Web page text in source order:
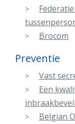
Brocom
Preventie
Vast
Een
Belgian